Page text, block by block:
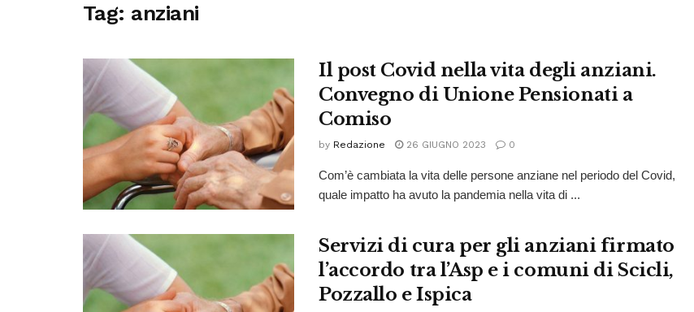
Tag: anziani
Il post Covid nella vita degli anziani.
Convegno di Unione Pensionati a
Comiso
by Redazione 26 GIUGNO 2023 0
Com’è cambiata la vita delle persone anziane nel periodo del Covid,
quale impatto ha avuto la pandemia nella vita di ...
Servizi di cura per gli anziani firmato
l’accordo tra l’Asp e i comuni di Scicli,
Pozzallo e Ispica